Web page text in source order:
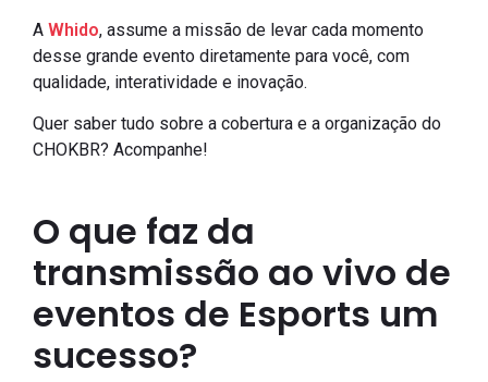
A Whido, assume a missão de levar cada momento
desse grande evento diretamente para você, com
qualidade, interatividade e inovação.
Quer saber tudo sobre a cobertura e a organização do
CHOKBR? Acompanhe!
O que faz da
transmissão ao vivo de
eventos de Esports um
sucesso?